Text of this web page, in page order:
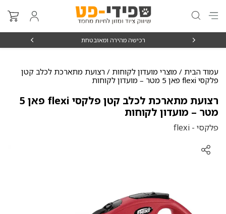
רכישה מהירה ומאובטחת
עמוד הבית / מוצרי מועדון לקוחות / רצועת מתארכת לכלב קטן
פלקסי flexi פאן 5 מטר – מועדון לקוחות
רצועת מתארכת לכלב קטן פלקסי flexi פאן 5
מטר – מועדון לקוחות
פלקסי - flexi